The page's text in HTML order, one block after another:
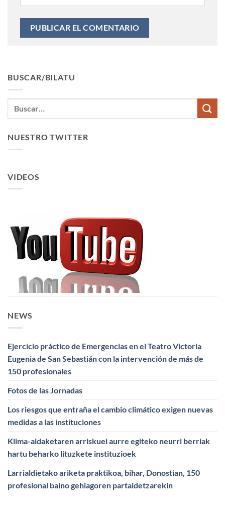
BUSCAR/BILATU
NUESTRO TWITTER
VIDEOS
NEWS
Ejercicio práctico de Emergencias en el Teatro Victoria
Eugenia de San Sebastián con la intervención de más de
150 profesionales
Fotos de las Jornadas
Los riesgos que entraña el cambio climático exigen nuevas
medidas a las instituciones
Klima-aldaketaren arriskuei aurre egiteko neurri berriak
hartu beharko lituzkete instituzioek
Larrialdietako ariketa praktikoa, bihar, Donostian, 150
profesional baino gehiagoren partaidetzarekin